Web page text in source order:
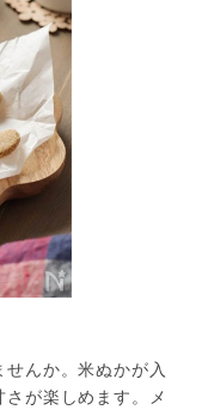
んか。米ぬかが入
が楽しめます。メ